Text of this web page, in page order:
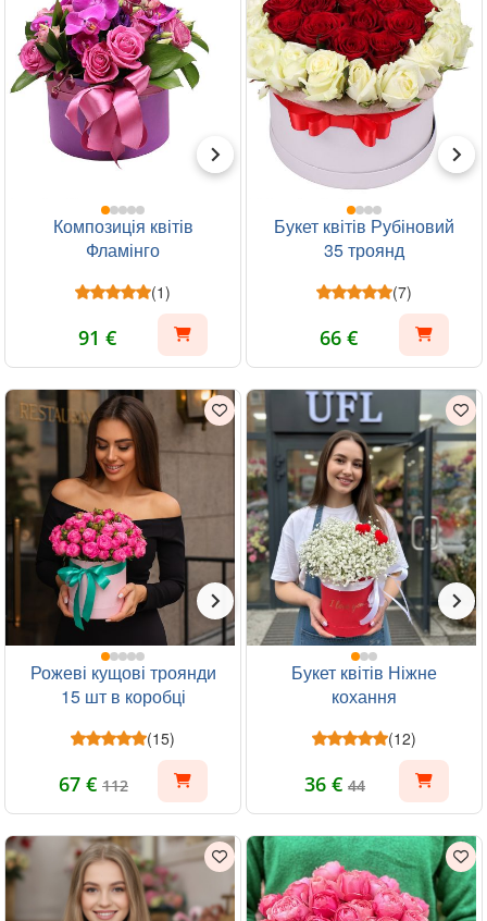
Композиція квітів
Фламінго
(1)
91 €
Букет квітів Рубіновий
35 троянд
(7)
66 €
Рожеві кущові троянди
15 шт в коробці
(15)
67 € 112
Букет квітів Ніжне
кохання
(12)
36 € 44